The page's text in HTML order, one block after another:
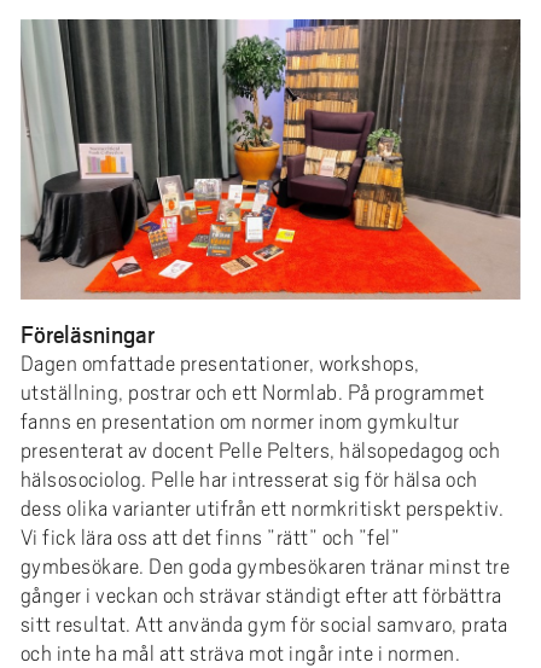
Föreläsningar
Dagen omfattade presentationer, workshops,
utställning, postrar och ett Normlab. På programmet
fanns en presentation om normer inom gymkultur
presenterat av docent Pelle Pelters, hälsopedagog och
hälsosociolog. Pelle har intresserat sig för hälsa och
dess olika varianter utifrån ett normkritiskt perspektiv.
Vi fick lära oss att det finns ”rätt” och ”fel”
gymbesökare. Den goda gymbesökaren tränar minst tre
gånger i veckan och strävar ständigt efter att förbättra
sitt resultat. Att använda gym för social samvaro, prata
och inte ha mål att sträva mot ingår inte i normen.